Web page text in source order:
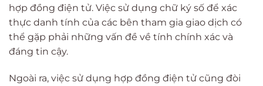
hợp đồng điện tử. Việc sử dụng chữ ký số để xác
thực danh tính của các bên tham gia giao dịch có
thể gặp phải những vấn đề về tính chính xác và
đáng tin cậy.
Ngoài ra, việc sử dụng hợp đồng điện tử cũng đòi